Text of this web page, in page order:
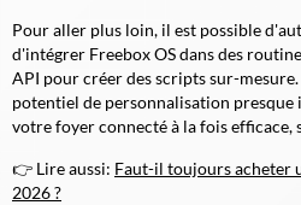
Pour aller plus loin, il est possible
d'intégrer Freebox OS dans des
API pour créer des scripts sur-
potentiel de personnalisation presque
votre foyer connecté à la fois efficace,
👉 Lire aussi: Faut-il toujours acheter
2026 ?